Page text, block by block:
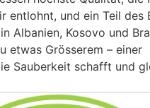
entlohnt, und ein Teil des
Albanien, Kosovo und
etwas Grösserem – einer
Sauberkeit schafft und